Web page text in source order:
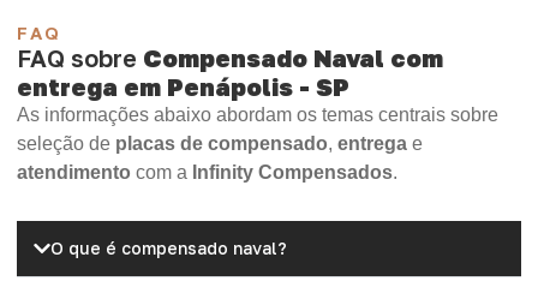
FAQ
FAQ sobre Compensado Naval com
entrega em Penápolis - SP
As informações abaixo abordam os temas centrais sobre
seleção de placas de compensado, entrega e
atendimento com a Infinity Compensados.
O que é compensado naval?